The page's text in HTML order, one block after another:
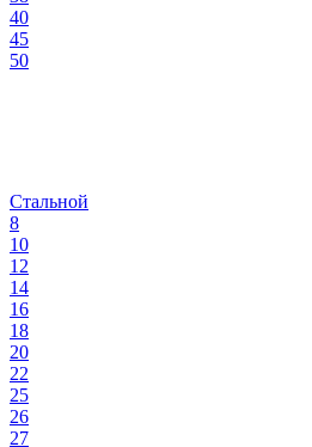
40
45
50
Стальной
8
10
12
14
16
18
20
22
25
26
27